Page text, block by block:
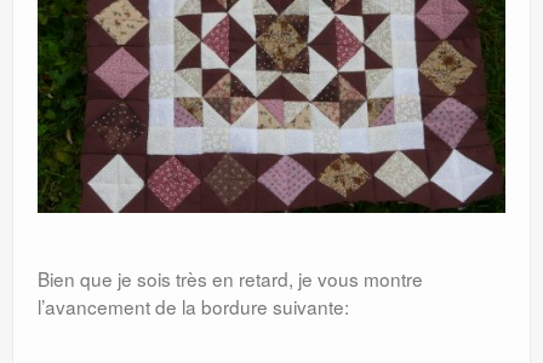
Bien que je sois très en retard, je vous montre
l’avancement de la bordure suivante: